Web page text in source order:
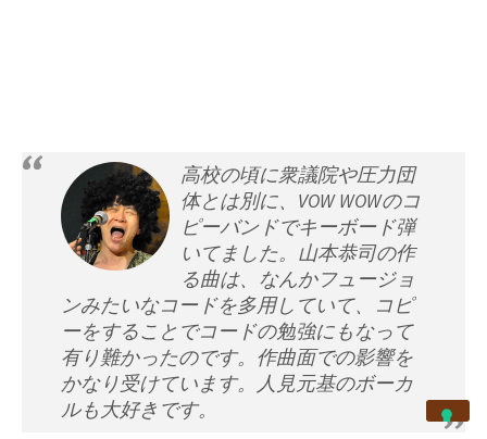
高校の頃に衆議院や圧力団
体とは別に、VOW WOWのコ
ピーバンドでキーボード弾
いてました。山本恭司の作
る曲は、なんかフュージョ
ンみたいなコードを多用していて、コピ
ーをすることでコードの勉強にもなって
有り難かったのです。作曲面での影響を
かなり受けています。人見元基のボーカ
ルも大好きです。